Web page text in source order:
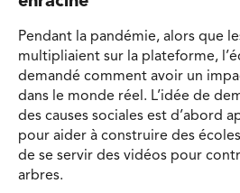
Pendant la pandémie, alors que
multipliaient sur la plateforme,
demandé comment avoir un
dans le monde réel. L’idée de
des causes sociales est d’abord
pour aider à construire des
de se servir des vidéos pour
arbres.